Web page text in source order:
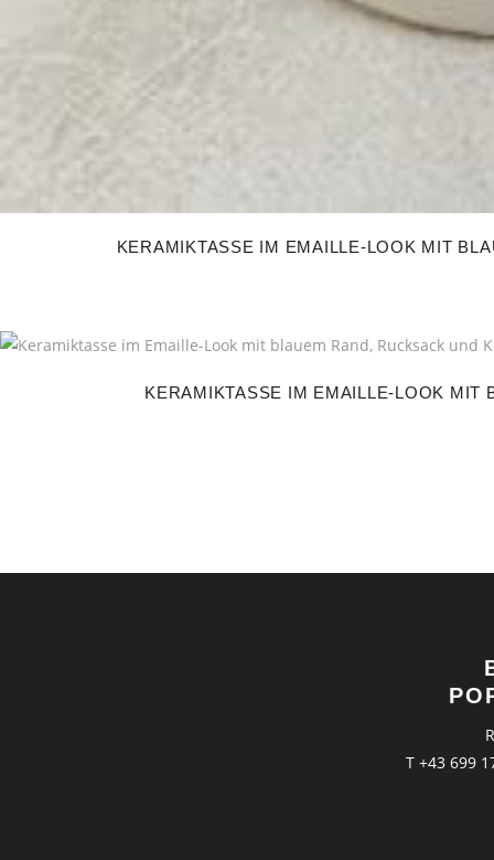
KERAMIKTASSE IM EMAILLE-LOOK MIT
KERAMIKTASSE IM EMAILLE-LOOK MIT
T +43 699